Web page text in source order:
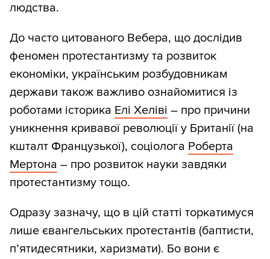
людства.
До часто цитованого Вебера, що дослідив
феномен протестантизму та розвиток
економіки, українським розбудовникам
держави також важливо ознайомитися із
роботами історика Елі Хеліві – про причини
уникнення кривавої революції у Британії (на
кшталт Французької), соціолога Роберта
Мертона – про розвиток науки завдяки
протестантизму тощо.
Одразу зазначу, що в цій статті торкатимуся
лише євангельських протестантів (баптисти,
п’ятидесятники, харизмати). Бо вони є